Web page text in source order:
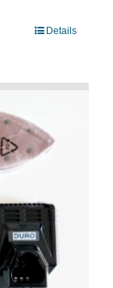
Details